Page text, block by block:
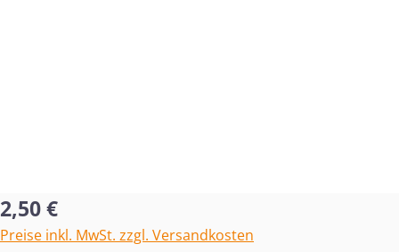
Regulärer Preis:
2,50 €
Preise inkl. MwSt. zzgl. Versandkosten